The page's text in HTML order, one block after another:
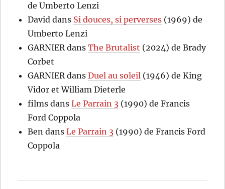
de Umberto Lenzi
David dans Si douces, si perverses (1969) de
Umberto Lenzi
GARNIERdansThe Brutalist (2024) de Brady
Corbet
GARNIERdansDuel au soleil (1946) de King
Vidor et William Dieterle
films dansLe Parrain 3 (1990) de Francis
Ford Coppola
Ben dansLe Parrain 3 (1990) de Francis Ford
Coppola